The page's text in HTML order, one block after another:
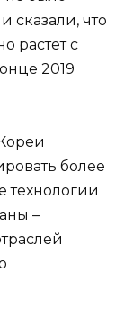
сказали, что
растет с
2019
более
технологии
–